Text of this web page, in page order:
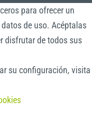
para ofrecer un
de uso. Acéptalas
disfrutar de todos sus
su configuración, visita